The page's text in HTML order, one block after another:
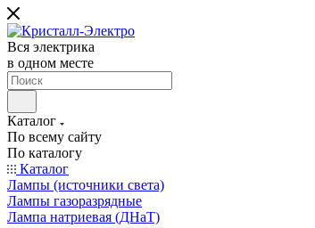
Вся электрика
в одном месте
Каталог
По всему сайту
По каталогу
Каталог
Лампы (источники света)
Лампы газоразрядные
Лампа натриевая (ДНаТ)